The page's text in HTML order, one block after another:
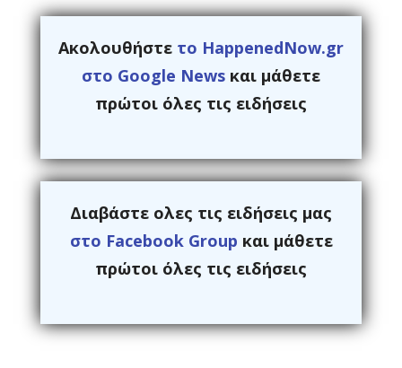
Ακολουθήστε το HappenedNow.gr
στο Google News και μάθετε
πρώτοι όλες τις ειδήσεις
Διαβάστε ολες τις ειδήσεις μας
στο Facebook Group και μάθετε
πρώτοι όλες τις ειδήσεις